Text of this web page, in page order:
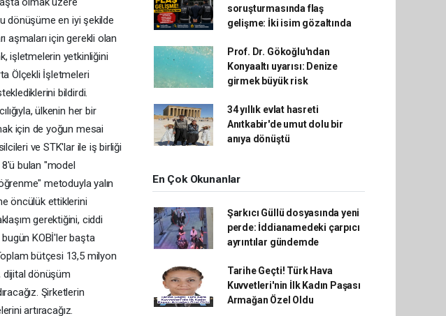
soruşturmasında flaş
gelişme: İki isim gözaltında
Prof. Dr. Gökoğlu'ndan
Konyaaltı uyarısı: Denize
girmek büyük risk
34 yıllık evlat hasreti
Anıtkabir'de umut dolu bir
anıya dönüştü
En Çok Okunanlar
Şarkıcı Güllü dosyasında yeni
perde: İddianamedeki çarpıcı
ayrıntılar gündemde
Tarihe Geçti! Türk Hava
Kuvvetleri'nin İlk Kadın Paşası
Armağan Özel Oldu